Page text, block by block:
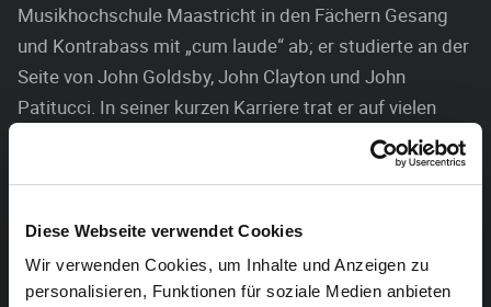
Diese Webseite verwendet Cookies
Wir verwenden Cookies, um Inhalte und Anzeigen zu
personalisieren, Funktionen für soziale Medien anbieten
Musikhochschule Maastricht in den Fächern Gesang
und Kontrabass mit „cum laude“ ab; er studierte an der
Seite von John Goldsby, John Clayton und John
Patitucci. In seiner kurzen Karriere trat er auf vielen
Festivals auf, darunter das North Sea Jazz Festival,
Music Meeting, Jazz in Duketown, So What’s Next &
prestigeträchtigen ‚Princess Christina Jazz Concours‘,
und 2022 und 2023 gewann er den 1. Preis des
‚Conservatory Talent Award‘ und der ‚Maastricht Jazz